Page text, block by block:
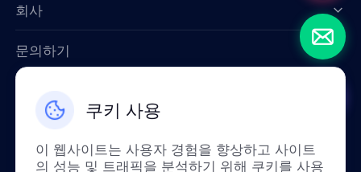
쿠키 사용
이 웹사이트는 사용자 경험을 향상하고 사이트
의 성능 및 트래픽을 분석하기 위해 쿠키를 사용
회사
문의하기
한국인